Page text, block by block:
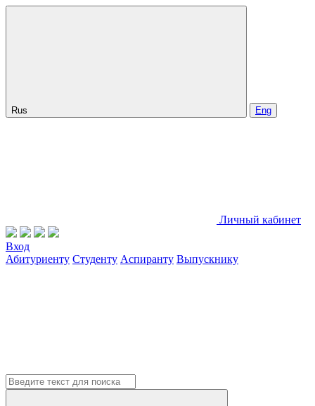
Rus Eng
Личный кабинет
Вход
Абитуриенту Студенту Аспиранту Выпускнику